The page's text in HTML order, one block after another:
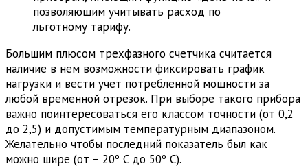
позволяющим учитывать расход по
льготному тарифу.
Большим плюсом трехфазного счетчика считается
наличие в нем возможности фиксировать график
нагрузки и вести учет потребленной мощности за
любой временной отрезок. При выборе такого прибора
важно поинтересоваться его классом точности (от 0,2
до 2,5) и допустимым температурным диапазоном.
Желательно чтобы последний показатель был как
можно шире (от – 20º C до 50º C).